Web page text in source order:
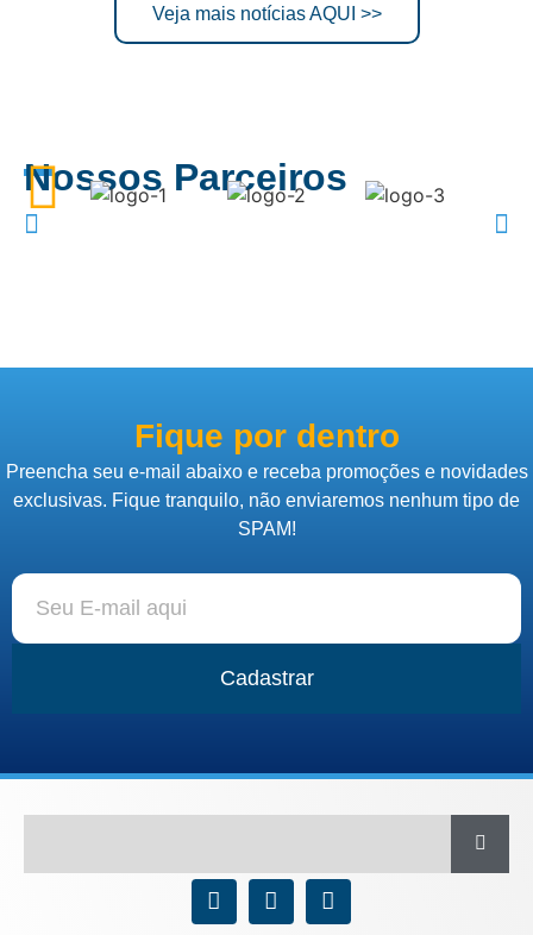
Veja mais notícias AQUI >>
Nossos Parceiros
Fique por dentro
Preencha seu e-mail abaixo e receba promoções e novidades
exclusivas. Fique tranquilo, não enviaremos nenhum tipo de
SPAM!
Cadastrar